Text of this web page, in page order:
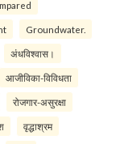
Groundwater.
अंधविश्वास।
आजीविका-विविधता
रोजगार-असुरक्षा
वृद्धाश्रम